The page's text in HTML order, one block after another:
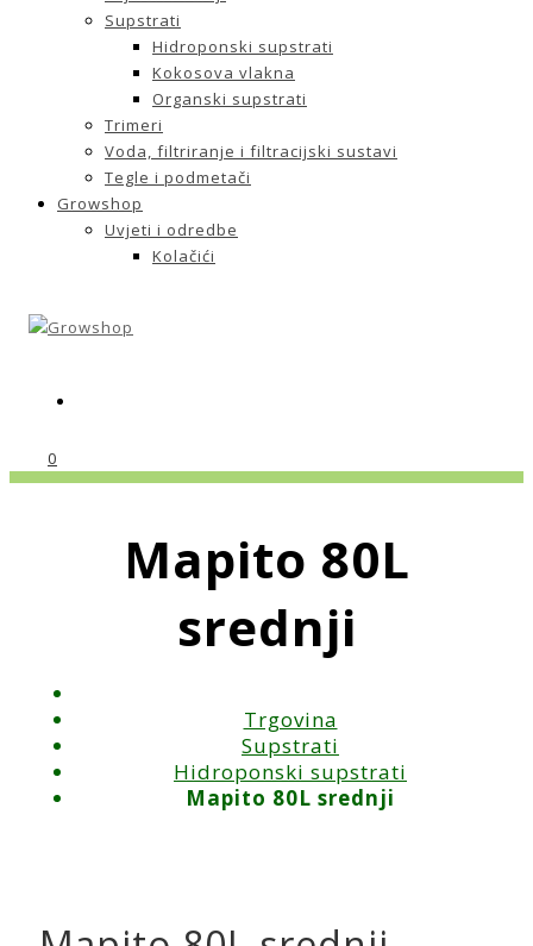
Supstrati
Hidroponski supstrati
Kokosova vlakna
Organski supstrati
Trimeri
Voda, filtriranje i filtracijski sustavi
Tegle i podmetači
Growshop
Uvjeti i odredbe
Kolačići
0
Mapito 80L
srednji
Trgovina
Supstrati
Hidroponski supstrati
Mapito 80L srednji